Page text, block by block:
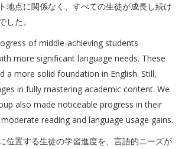
地点に関係なく、すべての生徒が成長し続け
した。
of middle-achieving students
more significant language needs. These
a more solid foundation in English. Still,
in fully mastering academic content. We
also made noticeable progress in their
reading and language usage gains.
位置する生徒の学習進度を、言語的ニーズが